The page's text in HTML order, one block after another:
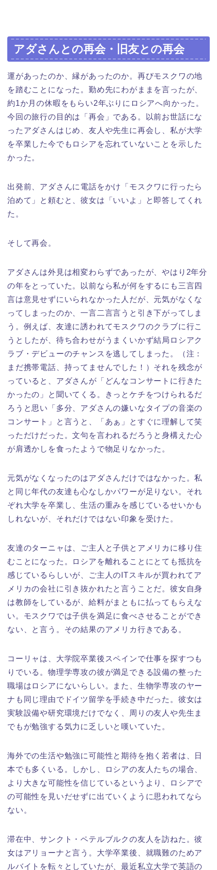
アダさんとの再会・旧友との再会
運があったのか、縁があったのか。再びモスクワの地
を踏むことになった。勤め先にわがままを言ったが、
約1か月の休暇をもらい2年ぶりにロシアへ向かった。
今回の旅行の目的は「再会」である。以前お世話にな
ったアダさんはじめ、友人や先生に再会し、私が大学
を卒業した今でもロシアを忘れていないことを示した
かった。
出発前、アダさんに電話をかけ「モスクワに行ったら
泊めて」と頼むと、彼女は「いいよ」と即答してくれ
た。
そして再会。
アダさんは外見は相変わらずであったが、やはり2年分
の年をとっていた。以前なら私が何をするにも三言四
言は意見せずにいられなかった人だが、元気がなくな
ってしまったのか、一言二言言うと引き下がってしま
う。例えば、友達に誘われてモスクワのクラブに行こ
うとしたが、待ち合わせがうまくいかず結局ロシアク
ラブ・デビューのチャンスを逃してしまった。（注：
まだ携帯電話、持ってませんでした！）それを残念が
っていると、アダさんが「どんなコンサートに行きた
かったの」と聞いてくる。きっとケチをつけられるだ
ろうと思い「多分、アダさんの嫌いなタイプの音楽の
コンサート」と言うと、「あぁ」とすぐに理解して笑
っただけだった。文句を言われるだろうと身構えた心
が肩透かしを食ったようで物足りなかった。
元気がなくなったのはアダさんだけではなかった。私
と同じ年代の友達も心なしかパワーが足りない。それ
ぞれ大学を卒業し、生活の重みを感じているせいかも
しれないが、それだけではない印象を受けた。
友達のターニャは、ご主人と子供とアメリカに移り住
むことになった。ロシアを離れることにとても抵抗を
感じているらしいが、ご主人のITスキルが買われてア
メリカの会社に引き抜かれたと言うことだ。彼女自身
は教師をしているが、給料がまともに払ってもらえな
い。モスクワでは子供を満足に食べさせることができ
ない、と言う。その結果のアメリカ行きである。
コーリャは、大学院卒業後スペインで仕事を探すつも
りでいる。物理学専攻の彼が満足できる設備の整った
職場はロシアにないらしい。また、生物学専攻のヤー
ナも同じ理由でドイツ留学を手続き中だった。彼女は
実験設備や研究環境だけでなく、周りの友人や先生ま
でもが勉強する気力に乏しいと嘆いていた。
海外での生活や勉強に可能性と期待を抱く若者は、日
本でも多くいる。しかし、ロシアの友人たちの場合、
より大きな可能性を信じているというより、ロシアで
の可能性を見いだせずに出ていくように思われてなら
ない。
滞在中、サンクト・ペテルブルクの友人を訪ねた。彼
女はアリョーナと言う。大学卒業後、就職難のためア
ルバイトを転々としていたが、最近私立大学で英語の